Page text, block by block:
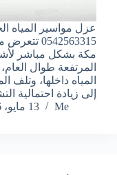
عزل مواسير المياه
مكة بشكل مباشر
المرتفعة طوال
المياه داخلها، وتلف
إلى زيادة احتمالية
Me
13 مايو، 2026